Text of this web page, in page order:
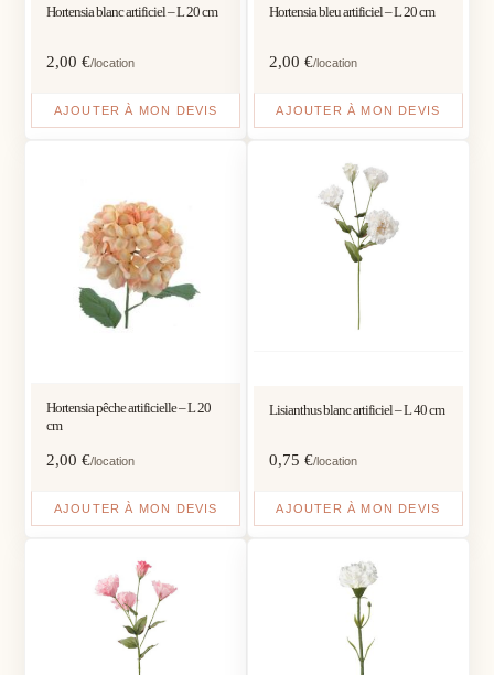
Hortensia blanc artificiel – L 20 cm
2,00€/location
AJOUTER À MON DEVIS
Hortensia bleu artificiel – L 20 cm
2,00 €/location
AJOUTER À MON DEVIS
Hortensia pêche artificielle – L 20
cm
2,00€/location
AJOUTER À MON DEVIS
Lisianthus blanc artificiel – L 40 cm
0,75 €/location
AJOUTER À MON DEVIS